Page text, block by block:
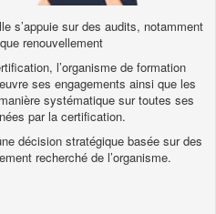
s’appuie sur des audits, notamment
renouvellement
l’organisme de formation
ses engagements ainsi que les
systématique sur toutes ses
par la certification.
décision stratégique basée sur des
recherché de l’organisme.